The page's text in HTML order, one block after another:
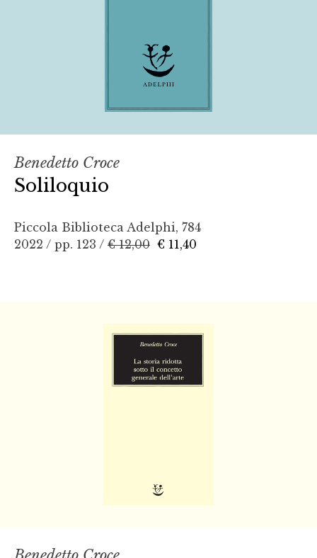
Benedetto Croce
Soliloquio
Piccola Biblioteca Adelphi, 784
2022 / pp. 123 / € 12,00 € 11,40